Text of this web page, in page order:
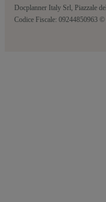
Docplanner Italy Srl, Piazzale
Codice Fiscale: 09244850963